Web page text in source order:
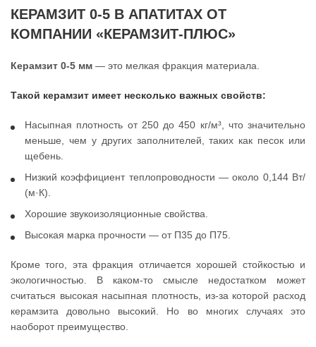
КЕРАМЗИТ 0-5 В АПАТИТАХ ОТ
КОМПАНИИ «КЕРАМЗИТ-ПЛЮС»
Керамзит 0-5 мм — это мелкая фракция материала.
Такой керамзит имеет несколько важных свойств:
Насыпная плотность от 250 до 450 кг/м³, что значительно
меньше, чем у других заполнителей, таких как песок или
щебень.
Низкий коэффициент теплопроводности — около 0,144 Вт/
(м·К).
Хорошие звукоизоляционные свойства.
Высокая марка прочности — от П35 до П75.
Кроме того, эта фракция отличается хорошей стойкостью и
экологичностью. В каком-то смысле недостатком может
считаться высокая насыпная плотность, из-за которой расход
керамзита довольно высокий. Но во многих случаях это
наоборот преимущество.